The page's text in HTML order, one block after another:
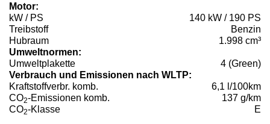
Motor:
kW / PS
140 kW / 190 PS
Treibstoff
Benzin
Hubraum
1.998 cm³
Umweltnormen:
Umweltplakette
4 (Green)
Verbrauch und Emissionen nach WLTP:
Kraftstoffverbr. komb.
6,1 l/100km
CO2-Emissionen komb.
137 g/km
CO2-Klasse E